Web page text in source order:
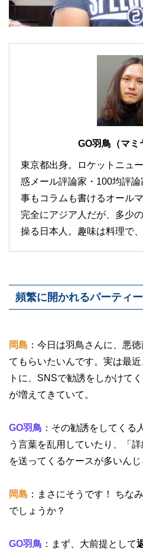
GO羽鳥（マミ
東京都出身。ロケットニュ
惑メール評論家・100均評
事もコラムも書けるオール
完全にアジア人だが、多少
操る日本人。趣味は料理で
頻繁に開かれるパーティ
岡島 ：今日は羽鳥さんに、悪
てもらいたいんです。実は最
トに、SNSで勧誘をしかけて
が増えてきていて。
GO羽鳥 ：その勧誘をしてくる
う言葉を乱用していたり、「
を送ってくるケースが多いん
岡島 ：まさにそうです！ ちな
でしょうか？
GO羽鳥 ：まず、大前提として